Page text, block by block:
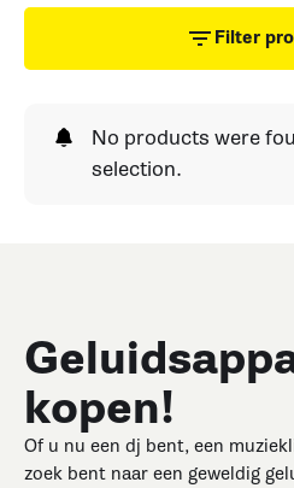
Filter
No products were
selection.
kopen!
Of u nu een dj bent, een
zoek bent naar een geweldig